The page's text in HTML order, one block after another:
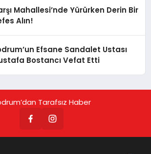
Mahallesi’nde Yürürken Derin Bir
Alın!
Efsane Sandalet Ustası
Bostancı Vefat Etti
Tarafsız Haber